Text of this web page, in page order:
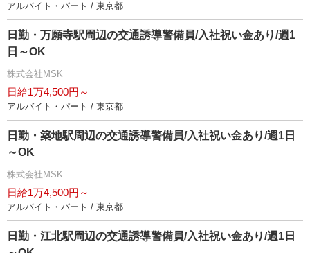
アルバイト・パート / 東京都
日勤・万願寺駅周辺の交通誘導警備員/入社祝い金あり/週1
日～OK
株式会社MSK
日給1万4,500円～
アルバイト・パート / 東京都
日勤・築地駅周辺の交通誘導警備員/入社祝い金あり/週1日
～OK
株式会社MSK
日給1万4,500円～
アルバイト・パート / 東京都
日勤・江北駅周辺の交通誘導警備員/入社祝い金あり/週1日